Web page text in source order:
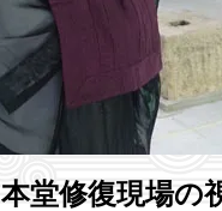
本堂修復現場の